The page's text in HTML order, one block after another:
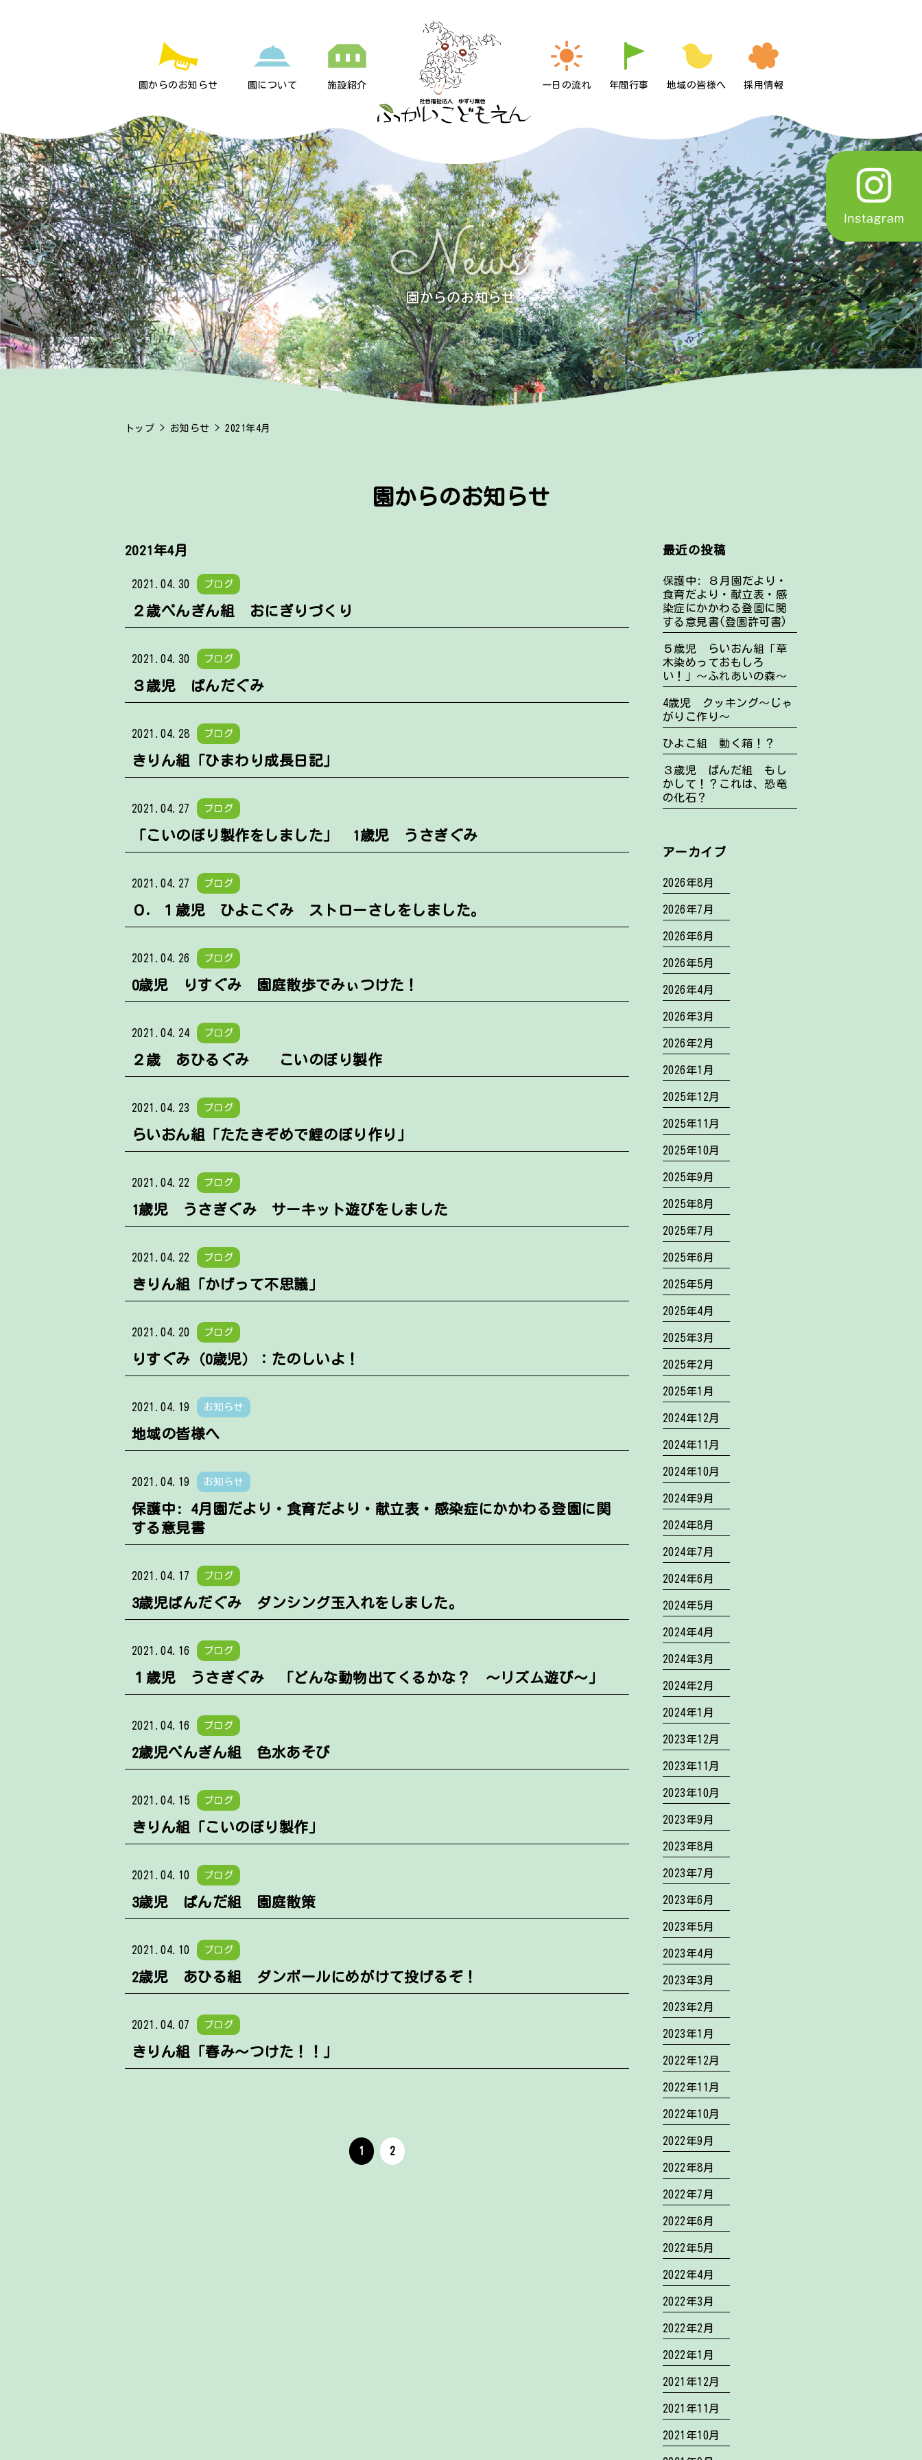
園からのお知らせ 園について 施設紹介 一日の流れ 年間行事 地域の皆様へ 採用情報
トップ > お知らせ > 2021年4月
園からのお知らせ
2021年4月
2021.04.30 ブログ
２歳ぺんぎん組 おにぎりづくり
2021.04.30 ブログ
３歳児 ぱんだぐみ
2021.04.28 ブログ
きりん組「ひまわり成長日記」
2021.04.27 ブログ
「こいのぼり製作をしました」 1歳児 うさぎぐみ
2021.04.27 ブログ
０．１歳児 ひよこぐみ ストローさしをしました。
2021.04.26 ブログ
0歳児 りすぐみ 園庭散歩でみぃつけた！
2021.04.24 ブログ
２歳 あひるぐみ こいのぼり製作
2021.04.23 ブログ
らいおん組「たたきぞめで鯉のぼり作り」
2021.04.22 ブログ
1歳児 うさぎぐみ サーキット遊びをしました
2021.04.22 ブログ
きりん組「かげって不思議」
2021.04.20 ブログ
りすぐみ（0歳児）：たのしいよ！
2021.04.19 お知らせ
地域の皆様へ
2021.04.19 お知らせ
保護中: 4月園だより・食育だより・献立表・感染症にかかわる登園に関
する意見書
2021.04.17 ブログ
3歳児ぱんだぐみ ダンシング玉入れをしました。
2021.04.16 ブログ
１歳児 うさぎぐみ 「どんな動物出てくるかな？ ～リズム遊び～」
2021.04.16 ブログ
2歳児ぺんぎん組 色水あそび
2021.04.15 ブログ
きりん組「こいのぼり製作」
2021.04.10 ブログ
3歳児 ぱんだ組 園庭散策
2021.04.10 ブログ
2歳児 あひる組 ダンボールにめがけて投げるぞ！
2021.04.07 ブログ
きりん組「春み～つけた！！」
1 2
最近の投稿
保護中: ８月園だより・
食育だより・献立表・感
染症にかかわる登園に関
する意見書(登園許可書)
５歳児 らいおん組「草
木染めっておもしろ
い！」～ふれあいの森～
4歳児 クッキング～じゃ
がりこ作り～
ひよこ組 動く箱！？
３歳児 ぱんだ組 もし
かして！？これは、恐竜
の化石？
アーカイブ
2026年8月
2026年7月
2026年6月
2026年5月
2026年4月
2026年3月
2026年2月
2026年1月
2025年12月
2025年11月
2025年10月
2025年9月
2025年8月
2025年7月
2025年6月
2025年5月
2025年4月
2025年3月
2025年2月
2025年1月
2024年12月
2024年11月
2024年10月
2024年9月
2024年8月
2024年7月
2024年6月
2024年5月
2024年4月
2024年3月
2024年2月
2024年1月
2023年12月
2023年11月
2023年10月
2023年9月
2023年8月
2023年7月
2023年6月
2023年5月
2023年4月
2023年3月
2023年2月
2023年1月
2022年12月
2022年11月
2022年10月
2022年9月
2022年8月
2022年7月
2022年6月
2022年5月
2022年4月
2022年3月
2022年2月
2022年1月
2021年12月
2021年11月
2021年10月